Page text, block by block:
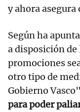
y ahora
Según ha
a disposición de
promociones
otro tipo de
Gobierno
para poder